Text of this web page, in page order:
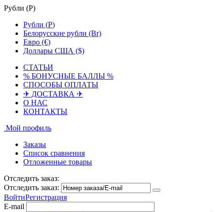
Рубли (Р)
Рубли (Р)
Белорусские рубли (Br)
Евро (€)
Доллары США ($)
СТАТЬИ
% БОНУСНЫЕ БАЛЛЫ %
СПОСОБЫ ОПЛАТЫ
✈ ДОСТАВКА ✈
О НАС
КОНТАКТЫ
Мой профиль
Заказы
Список сравнения
Отложенные товары
Отследить заказ:
Отследить заказ:
ВойтиРегистрация
E-mail